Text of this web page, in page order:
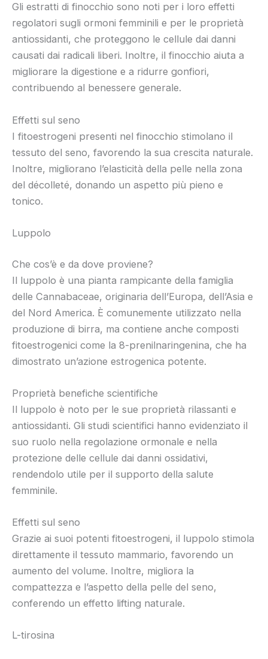
Gli estratti di finocchio sono noti per i loro effetti
regolatori sugli ormoni femminili e per le proprietà
antiossidanti, che proteggono le cellule dai danni
causati dai radicali liberi. Inoltre, il finocchio aiuta a
migliorare la digestione e a ridurre gonfiori,
contribuendo al benessere generale.
Effetti sul seno
I fitoestrogeni presenti nel finocchio stimolano il
tessuto del seno, favorendo la sua crescita naturale.
Inoltre, migliorano l’elasticità della pelle nella zona
del décolleté, donando un aspetto più pieno e
tonico.
Luppolo
Che cos’è e da dove proviene?
Il luppolo è una pianta rampicante della famiglia
delle Cannabaceae, originaria dell’Europa, dell’Asia e
del Nord America. È comunemente utilizzato nella
produzione di birra, ma contiene anche composti
fitoestrogenici come la 8-prenilnaringenina, che ha
dimostrato un’azione estrogenica potente.
Proprietà benefiche scientifiche
Il luppolo è noto per le sue proprietà rilassanti e
antiossidanti. Gli studi scientifici hanno evidenziato il
suo ruolo nella regolazione ormonale e nella
protezione delle cellule dai danni ossidativi,
rendendolo utile per il supporto della salute
femminile.
Effetti sul seno
Grazie ai suoi potenti fitoestrogeni, il luppolo stimola
direttamente il tessuto mammario, favorendo un
aumento del volume. Inoltre, migliora la
compattezza e l’aspetto della pelle del seno,
conferendo un effetto lifting naturale.
L-tirosina